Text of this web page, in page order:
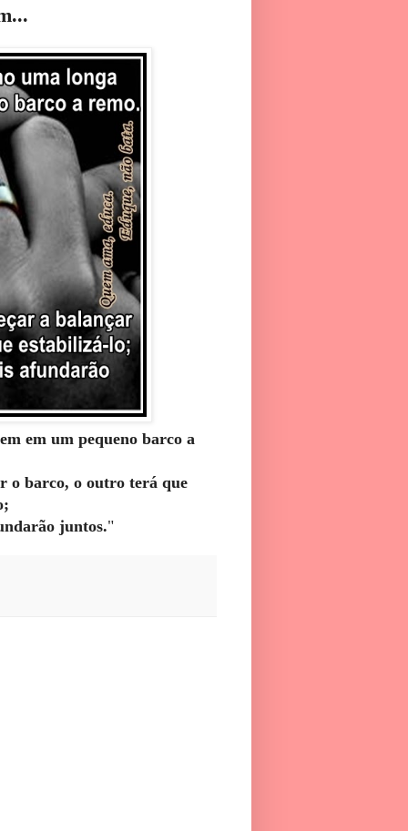
em um pequeno barco a
o barco, o outro terá que
juntos."